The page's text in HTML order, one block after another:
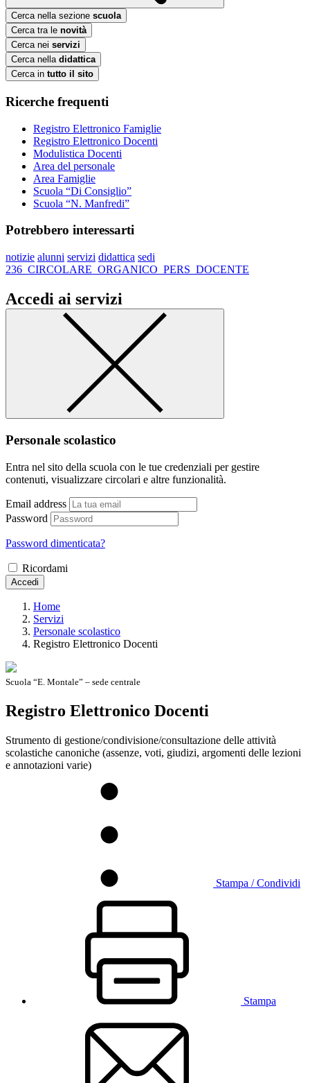
Cerca nella sezione scuola
Cerca tra le novità
Cerca nei servizi
Cerca nella didattica
Cerca in tutto il sito
Ricerche frequenti
Registro Elettronico Famiglie
Registro Elettronico Docenti
Modulistica Docenti
Area del personale
Area Famiglie
Scuola “Di Consiglio”
Scuola “N. Manfredi”
Potrebbero interessarti
notizie alunni servizi didattica sedi
236_CIRCOLARE_ORGANICO_PERS_DOCENTE
Accedi ai servizi
Personale scolastico
Entra nel sito della scuola con le tue credenziali per gestire
contenuti, visualizzare circolari e altre funzionalità.
Email address
Password
Password dimenticata?
Ricordami
Accedi
Home
Servizi
Personale scolastico
Registro Elettronico Docenti
Scuola “E. Montale” – sede centrale
Registro Elettronico Docenti
Strumento di gestione/condivisione/consultazione delle attività
scolastiche canoniche (assenze, voti, giudizi, argomenti delle lezioni
e annotazioni varie)
Stampa / Condividi
Stampa